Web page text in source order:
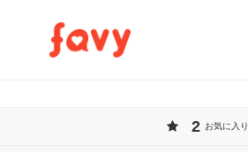
2 お気に入り